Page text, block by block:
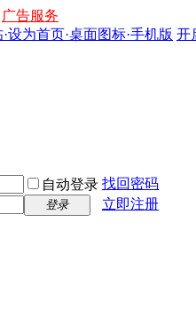
广告服务
·设为首页·桌面图标·手机版 开
自动登录 找回密码
登录 立即注册